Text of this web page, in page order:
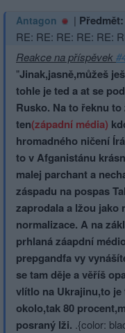
Antagon | Předmět:
RE: RE: RE: RE: RE:
Reakce na příspěvek
"Jinak,jasně,můžeš
tohle je ted a at se
Rusko. Na to řeknu
ten(západní média)
hromadného ničení
to v Afganistánu
malej parchant a
záspadu na pospas
zaprodala a lžou jako
normalizace. A na
prhlaná záapdní
prepgandfa vy
se tam děje a věříš
vlítlo na Ukrajinu,to
okolo,tak 80
posraný lži. .{color: